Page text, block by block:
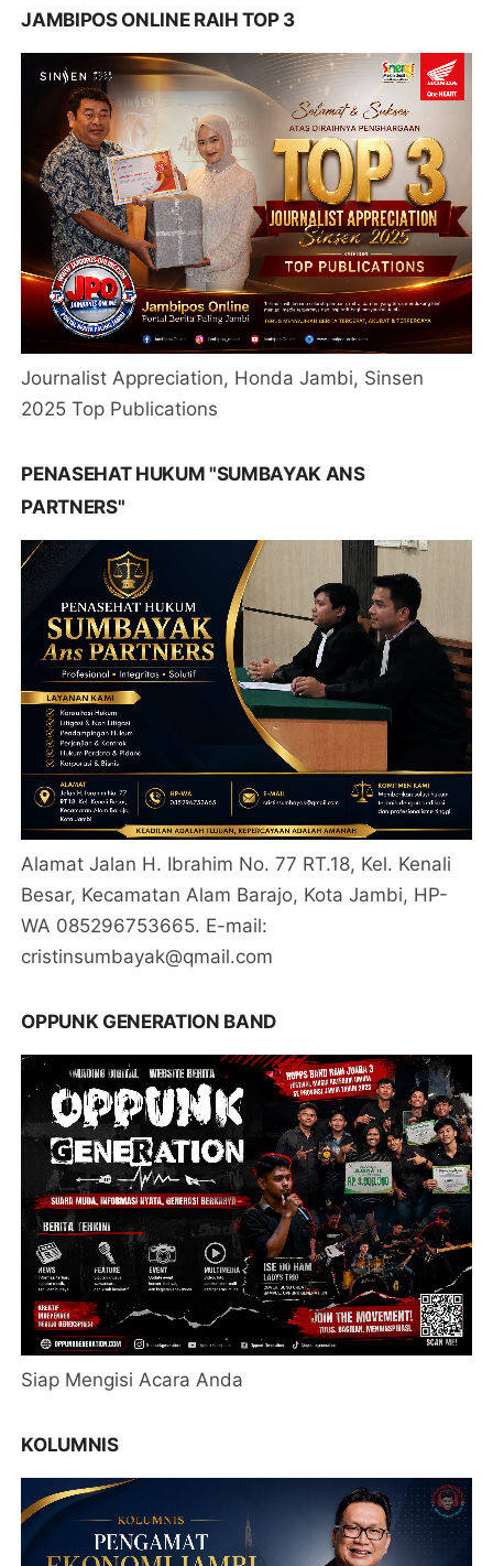
JAMBIPOS ONLINE RAIH TOP 3
Journalist Appreciation, Honda Jambi, Sinsen
2025 Top Publications
PENASEHAT HUKUM "SUMBAYAK ANS
PARTNERS"
Alamat Jalan H. Ibrahim No. 77 RT.18, Kel. Kenali
Besar, Kecamatan Alam Barajo, Kota Jambi, HP-
WA 085296753665. E-mail:
cristinsumbayak@qmail.com
OPPUNK GENERATION BAND
Siap Mengisi Acara Anda
KOLUMNIS